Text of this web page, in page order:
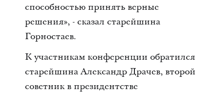
способностью принять верные
решения», - сказал старейшина
Горностаев.
К участникам конференции обратился
старейшина Александр Драчев, второй
советник в президентстве